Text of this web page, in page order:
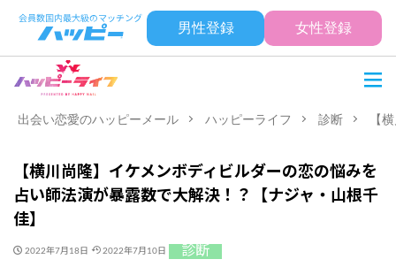
男性登録 女性登録
出会い恋愛のハッピーメール ハッピーライフ 診断 【
【横川尚隆】イケメンボディビルダーの恋の悩みを
占い師法演が暴露数で大解決！？【ナジャ・山根千
佳】
2022年7月18日 2022年7月10日 診断